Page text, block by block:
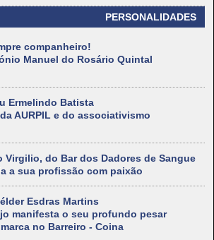
PERSONALIDADES
companheiro!
Manuel do Rosário Quintal
Ermelindo Batista
AURPIL e do associativismo
Virgilio, do Bar dos Dadores de Sangue
a sua profissão com paixão
Esdras Martins
manifesta o seu profundo pesar
no Barreiro - Coina